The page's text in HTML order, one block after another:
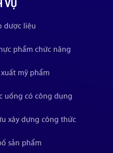
VỤ
dược liệu
phẩm chức năng
mỹ phẩm
uống có công dụng
xây dựng công thức
sản phẩm